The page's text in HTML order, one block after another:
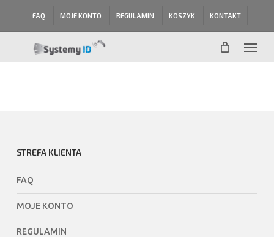
FAQ MOJE KONTO REGULAMIN KOSZYK KONTAKT
Menu
STREFA KLIENTA
FAQ
MOJE KONTO
REGULAMIN